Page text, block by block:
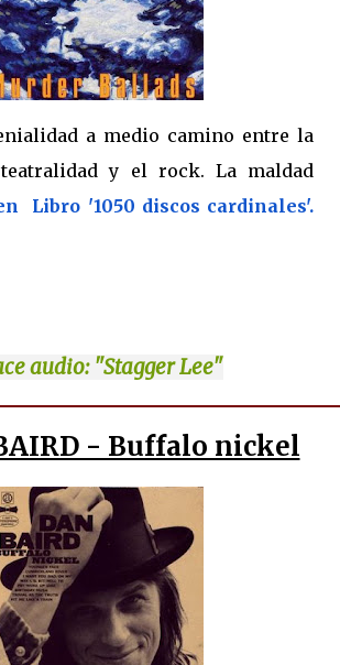
a medio camino entre la
y el rock. La maldad
Libro '1050 discos cardinales'.
audio: "Stagger Lee"
- Buffalo nickel